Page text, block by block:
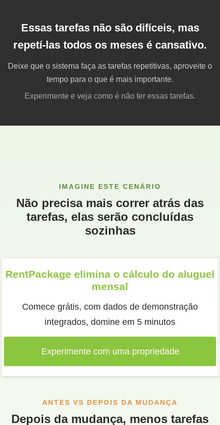
Essas tarefas não são difíceis, mas
repetí-las todos os meses é cansativo.
Deixe que o sistema faça as tarefas repetitivas, aproveite o
tempo para o que é mais importante.
Experimente e veja como é não ter essas tarefas.
IMAGINE ESTE CENÁRIO
Não precisa mais correr atrás das
tarefas, elas serão concluídas
sozinhas
RentPackage elimina o cálculo do aluguel
mensal
Comece grátis, com dados de demonstração
integrados, domine em 5 minutos
Experimente com uma propriedade
ANTES VS DEPOIS DA MUDANÇA
Depois da mudança, menos tarefas